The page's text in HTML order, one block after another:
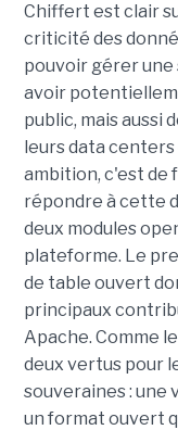
Chiffert est clair
criticité des
pouvoir gérer
avoir
public, mais aussi
leurs data
ambition, c'est de
répondre à cette
deux modules
plateforme. Le
de table ouvert
principaux
Apache. Comme
deux vertus pour
souveraines : une
un format ouvert